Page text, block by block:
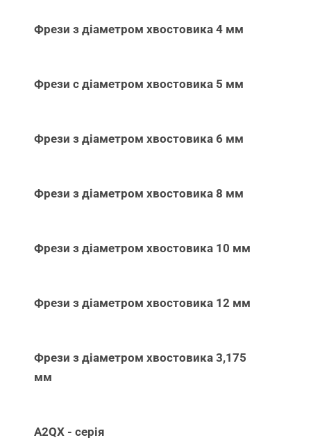
Фрези з діаметром хвостовика 4 мм
Фрези с діаметром хвостовика 5 мм
Фрези з діаметром хвостовика 6 мм
Фрези з діаметром хвостовика 8 мм
Фрези з діаметром хвостовика 10 мм
Фрези з діаметром хвостовика 12 мм
Фрези з діаметром хвостовика 3,175
мм
A2QX - серія